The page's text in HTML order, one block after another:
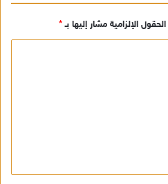
الحقول الإلزامية مشار إليها بـ*